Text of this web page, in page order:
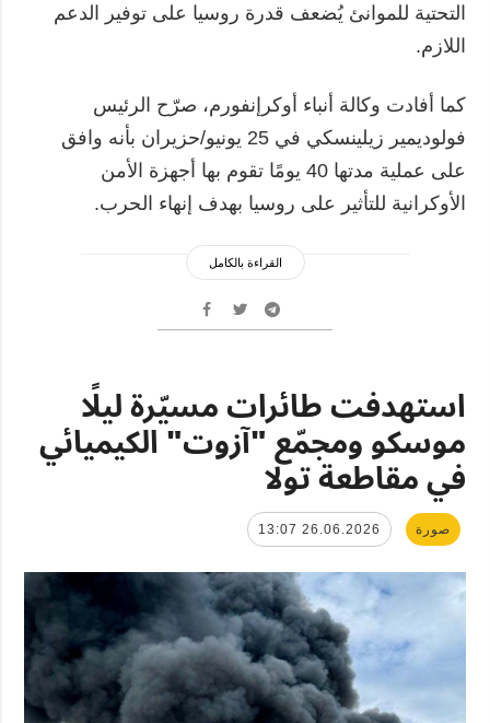
التحتية للموانئ يُضعف قدرة روسيا على توفير الدعم
اللازم.
كما أفادت وكالة أنباء أوكرإنفورم، صرّح الرئيس
فولوديمير زيلينسكي في 25 يونيو/حزيران بأنه وافق
على عملية مدتها 40 يومًا تقوم بها أجهزة الأمن
الأوكرانية للتأثير على روسيا بهدف إنهاء الحرب.
القراءة بالكامل
استهدفت طائرات مسيّرة ليلًا
موسكو ومجمّع "آزوت" الكيميائي
في مقاطعة تولا
صورة 26.06.2026 13:07